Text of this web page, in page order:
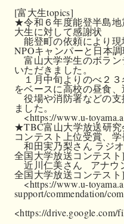
[富大生topics]
★令和６年度能登半島地
大生に対して感謝状
能登町の依頼により現
NPOキャンパーと日本
富山大学学生のボラン
いただきました。
１月中旬よりのべ２３
をベースに高校の昼食、
役場や消防署などの支
ました。
<https://www.u-
★TBC富山大学放送研究
コンテスト上位受賞、
和田実乃梨さん ラジ
全国大学放送コンテスト]
近川仁美さん   アナウ
全国大学放送コンテスト]
<https://www.u-
support/commendation/
<https://